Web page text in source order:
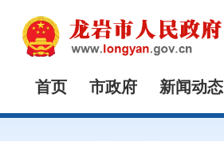
首页 市政府 新闻动态